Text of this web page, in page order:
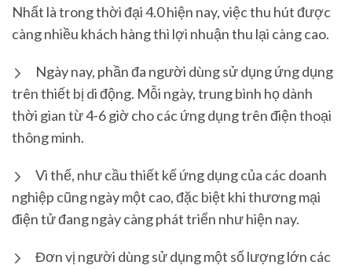
Nhất là trong thời đại 4.0 hiện nay, việc thu hút được
càng nhiều khách hàng thì lợi nhuận thu lại càng cao.
Ngày nay, phần đa người dùng sử dụng ứng dụng
trên thiết bị di động. Mỗi ngày, trung bình họ dành
thời gian từ 4-6 giờ cho các ứng dụng trên điện thoại
thông minh.
Vì thế, như cầu thiết kế ứng dụng của các doanh
nghiệp cũng ngày một cao, đặc biệt khi thương mại
điện tử đang ngày càng phát triển như hiện nay.
Đơn vị người dùng sử dụng một số lượng lớn các